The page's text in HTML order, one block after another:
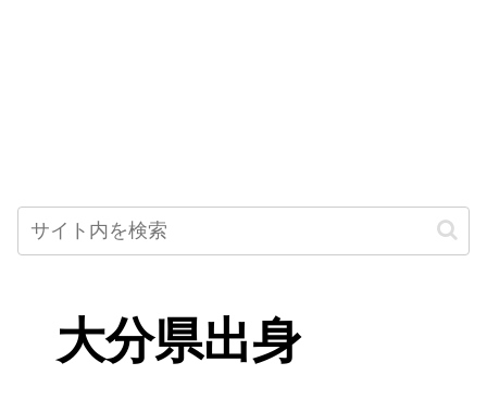
大分県出身